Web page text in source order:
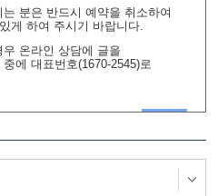
분은 반드시 예약을 취소하여
게 하여 주시기 바랍니다.
온라인 상담에 글을
에 대표번호(1670-2545)로